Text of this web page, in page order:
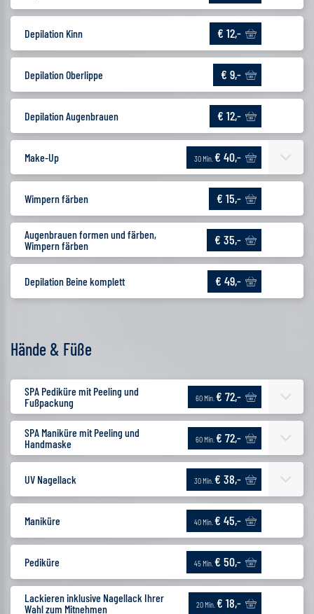
Depilation Kinn € 12,-
Depilation Oberlippe € 9,-
Depilation Augenbrauen € 12,-
Make-Up 30 Min. € 40,-
Wimpern färben € 15,-
Augenbrauen formen und färben,
Wimpern färben
€ 35,-
Depilation Beine komplett € 49,-
Hände & Füße
SPA Pediküre mit Peeling und
Fußpackung
60 Min. € 72,-
SPA Maniküre mit Peeling und
Handmaske
60 Min. € 72,-
UV Nagellack 30 Min. € 38,-
Maniküre 40 Min. € 45,-
Pediküre 45 Min. € 50,-
Lackieren inklusive Nagellack Ihrer
Wahl zum Mitnehmen
20 Min. € 18,-